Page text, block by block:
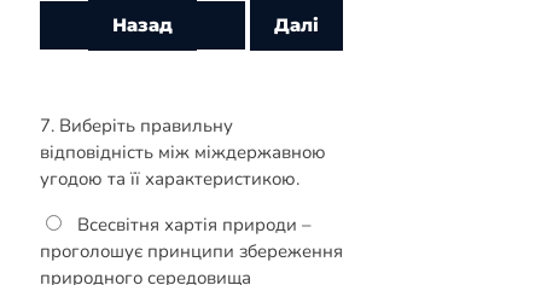
7. Виберіть правильну
відповідність між міждержавною
угодою та її характеристикою.
Всесвітня хартія природи –
проголошує принципи збереження
природного середовища